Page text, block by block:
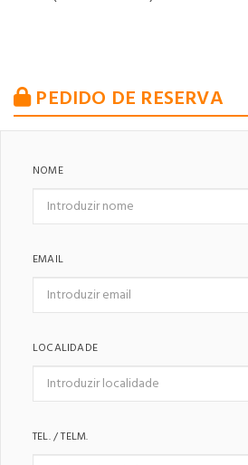
PEDIDO DE RESERVA
NOME
EMAIL
LOCALIDADE
TEL. / TELM.